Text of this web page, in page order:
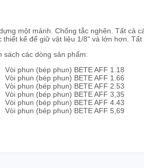
một mảnh. Chống tắc nghẽn. Tất cả
thiết kế để giữ vật liệu 1/8" và lớn hơn.
sách các dòng sản phẩm:
Vòi phun (bép phun) BETE AFF 1.18
Vòi phun (bép phun) BETE AFF 1.66
Vòi phun (bép phun) BETE AFF 2.53
Vòi phun (bép phun) BETE AFF 3,35
Vòi phun (bép phun) BETE AFF 4.43
Vòi phun (bép phun) BETE AFF 5,69